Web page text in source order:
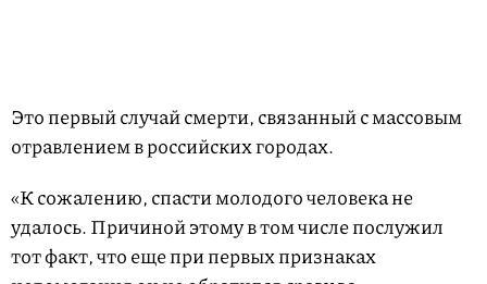
Это первый случай смерти, связанный с массовым
отравлением в российских городах.
«К сожалению, спасти молодого человека не
удалось. Причиной этому в том числе послужил
тот факт, что еще при первых признаках